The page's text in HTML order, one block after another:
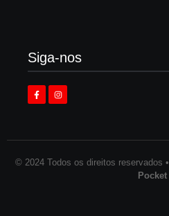
Siga-nos
© 2024 Todos os direitos reservados •
Pocket